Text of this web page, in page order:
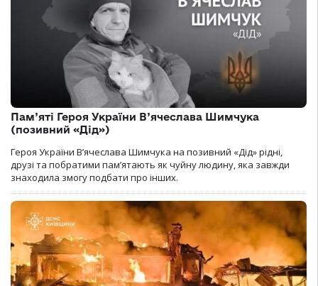
Пам’яті Героя України В’ячеслава Шимчука
(позивний «Дід»)
Героя України В’ячеслава Шимчука на позивний «Дід» рідні,
друзі та побратими пам’ятають як чуйну людину, яка завжди
знаходила змогу подбати про інших.